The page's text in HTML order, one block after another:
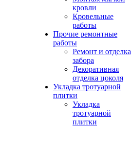
кровли
Кровельные
работы
Прочие ремонтные
работы
Ремонт и отделка
забора
Декоративная
отделка цоколя
Укладка тротуарной
плитки
Укладка
тротуарной
плитки